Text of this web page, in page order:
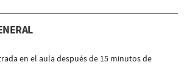
en el aula después de 15 minutos de